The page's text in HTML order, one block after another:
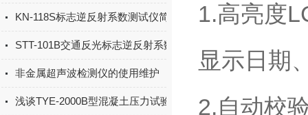
KN-118S标志逆反射系数测试仪简介
STT-101B交通反光标志逆反射系数检测仪仪器特点
非金属超声波检测仪的使用维护
浅谈TYE-2000B型混凝土压力试验机的注意事项
1.高亮度
显示日期
2.自动校